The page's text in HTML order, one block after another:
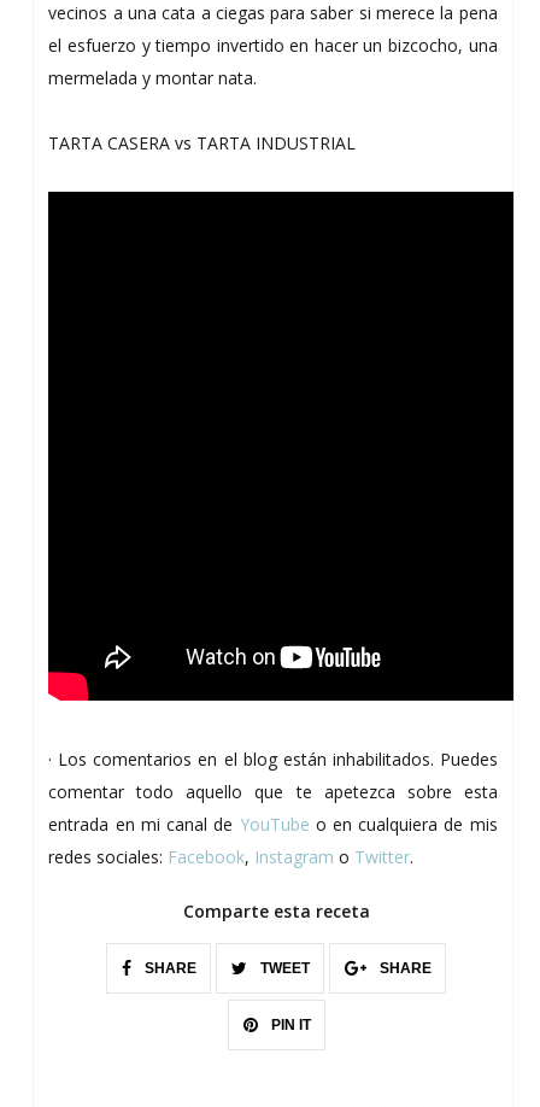
vecinos a una cata a ciegas para saber si merece la pena
el esfuerzo y tiempo invertido en hacer un bizcocho, una
mermelada y montar nata.
TARTA CASERA vs TARTA INDUSTRIAL
· Los comentarios en el blog están inhabilitados. Puedes
comentar todo aquello que te apetezca sobre esta
entrada en mi canal de YouTube o en cualquiera de mis
redes sociales: Facebook, Instagram o Twitter.
Comparte esta receta
SHARE TWEET SHARE
PIN IT